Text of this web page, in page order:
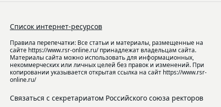
Список интернет-ресурсов
Правила перепечатки: Все статьи и материалы, размещенные на
сайте https://www.rsr-online.ru/ принадлежат владельцам сайта.
Материалы сайта можно использовать для информационных,
некоммерческих или личных целей без правок и изменений. При
копировании указывается открытая ссылка на сайт https://www.rsr-
online.ru/
Связаться с секретариатом Российского союза ректоров